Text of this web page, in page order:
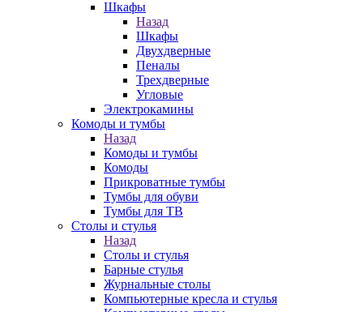
Шкафы
Назад
Шкафы
Двухдверные
Пеналы
Трехдверные
Угловые
Электрокамины
Комоды и тумбы
Назад
Комоды и тумбы
Комоды
Прикроватные тумбы
Тумбы для обуви
Тумбы для ТВ
Столы и стулья
Назад
Столы и стулья
Барные стулья
Журнальные столы
Компьютерные кресла и стулья